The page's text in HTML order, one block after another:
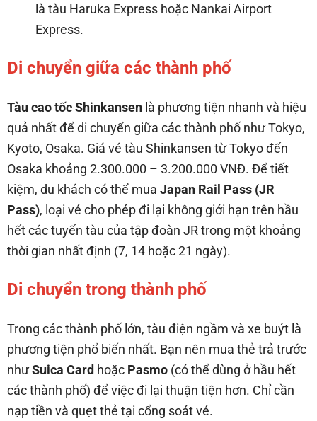
là tàu Haruka Express hoặc Nankai Airport
Express.
Di chuyển giữa các thành phố
Tàu cao tốc Shinkansen là phương tiện nhanh và hiệu
quả nhất để di chuyển giữa các thành phố như Tokyo,
Kyoto, Osaka. Giá vé tàu Shinkansen từ Tokyo đến
Osaka khoảng 2.300.000 – 3.200.000 VNĐ. Để tiết
kiệm, du khách có thể mua Japan Rail Pass (JR
Pass), loại vé cho phép đi lại không giới hạn trên hầu
hết các tuyến tàu của tập đoàn JR trong một khoảng
thời gian nhất định (7, 14 hoặc 21 ngày).
Di chuyển trong thành phố
Trong các thành phố lớn, tàu điện ngầm và xe buýt là
phương tiện phổ biến nhất. Bạn nên mua thẻ trả trước
nhưSuica Card hoặc Pasmo (có thể dùng ở hầu hết
các thành phố) để việc đi lại thuận tiện hơn. Chỉ cần
nạp tiền và quẹt thẻ tại cổng soát vé.